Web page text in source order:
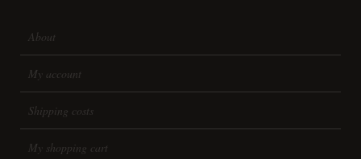
About
My account
Shipping costs
My shopping cart